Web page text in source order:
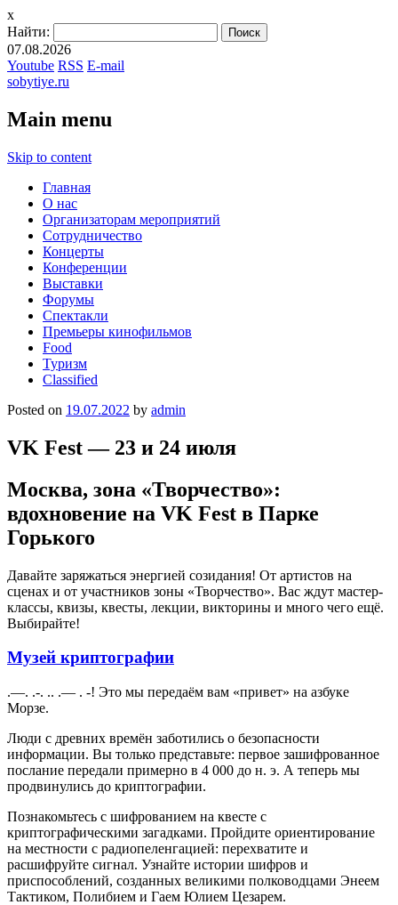
x
Найти:
07.08.2026
Youtube RSS E-mail
sobytiye.ru
Main menu
Skip to content
Главная
О нас
Организаторам мероприятий
Сотрудничество
Концерты
Конференции
Выставки
Форумы
Спектакли
Премьеры кинофильмов
Food
Туризм
Сlassified
Posted on 19.07.2022 by admin
VK Fest — 23 и 24 июля
Москва, зона «Творчество»:
вдохновение на VK Fest в Парке
Горького
Давайте заряжаться энергией созидания! От артистов на
сценах и от участников зоны «Творчество». Вас ждут мастер-
классы, квизы, квесты, лекции, викторины и много чего ещё.
Выбирайте!
Музей криптографии
.—. .-. .. .— . -! Это мы передаём вам «привет» на азбуке
Морзе.
Люди с древних времён заботились о безопасности
информации. Вы только представьте: первое зашифрованное
послание передали примерно в 4 000 до н. э. А теперь мы
продвинулись до криптографии.
Познакомьтесь с шифрованием на квесте с
криптографическими загадками. Пройдите ориентирование
на местности с радиопеленгацией: перехватите и
расшифруйте сигнал. Узнайте истории шифров и
приспособлений, созданных великими полководцами Энеем
Тактиком, Полибием и Гаем Юлием Цезарем.